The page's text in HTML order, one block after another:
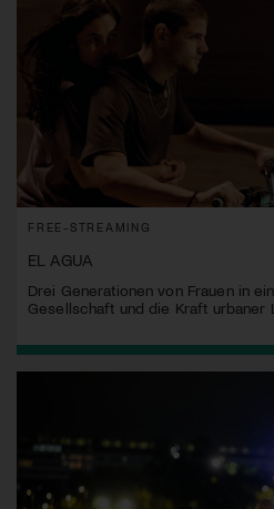
FREE-STREAMING
EL AGUA
Drei Generationen von Frauen in
Gesellschaft und die Kraft urbaner